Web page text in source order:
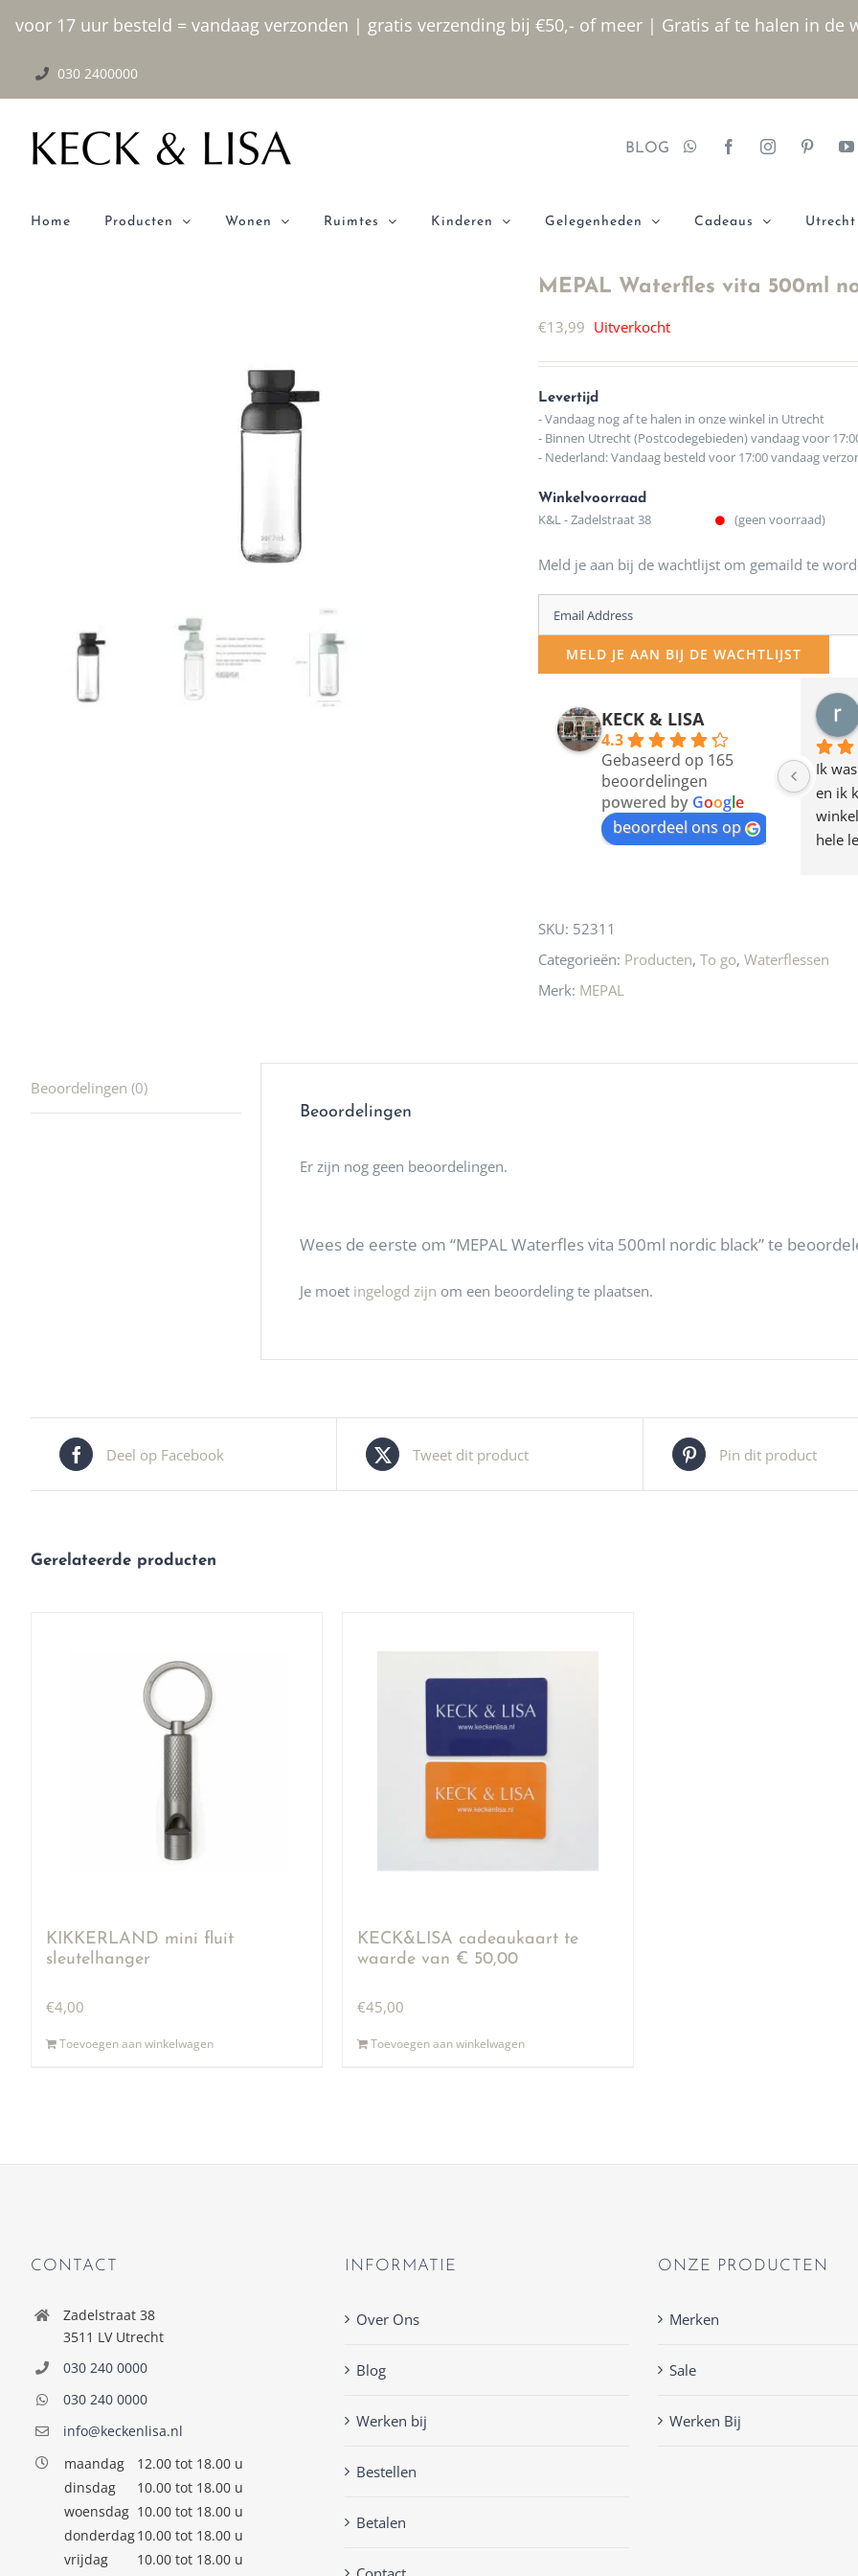
voor 17 uur besteld = vandaag verzonden | gratis verzending bij €50,- of meer | Gratis af te halen in
inhoud
030 2400000
BLOG
Home Producten Wonen Ruimtes Kinderen Gelegenheden Cadeaus Utrecht
MEPAL Waterfles vita 500ml
€13,99 Uitverkocht
Levertijd
- Vandaag nog af te halen in onze winkel in Utrecht
- Binnen Utrecht (Postcodegebieden) vandaag voor
- Nederland: Vandaag besteld voor 17:00 vandaag
Winkelvoorraad
K&L - Zadelstraat 38 (geen voorraad)
Meld je aan bij de wachtlijst om gemaild te
Enter
your
email
MELD JE AAN BIJ DE WACHTLIJST
KECK & LISA
4.3
Gebaseerd op 165
beoordelingen
powered by Google
beoordeel ons op
Ik was
en ik
winkel
hele
🩷
SKU: 52311
Categorieën: Producten, To go, Waterflessen
Merk: MEPAL
Beoordelingen (0)
Beoordelingen
Er zijn nog geen beoordelingen.
Wees de eerste om “MEPAL Waterfles vita 500ml nordic black” te
Je moet ingelogd zijn om een beoordeling te plaatsen.
Deel op Facebook Tweet dit product Pin dit product
Gerelateerde producten
KIKKERLAND mini fluit
sleutelhanger
€4,00
Toevoegen aan winkelwagen
KECK&LISA cadeaukaart te
waarde van € 50,00
€45,00
Toevoegen aan winkelwagen
CONTACT
Zadelstraat 38
3511 LV Utrecht
030 240 0000
030 240 0000
info@keckenlisa.nl
maandag
12.00 tot 18.00 u
dinsdag
10.00 tot 18.00 u
woensdag 10.00 tot 18.00 u
donderdag10.00 tot 18.00 u
vrijdag
10.00 tot 18.00 u
INFORMATIE
Over Ons
Blog
Werken bij
Bestellen
Betalen
ONZE PRODUCTEN
Merken
Sale
Werken Bij